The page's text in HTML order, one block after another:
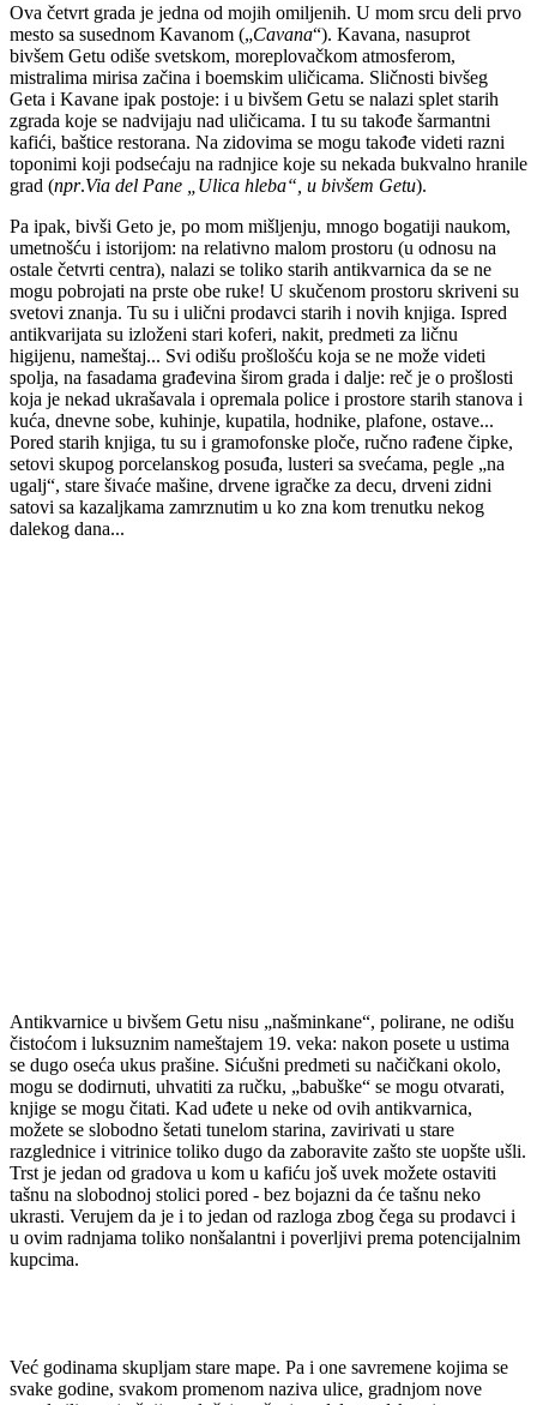
Ova četvrt grada je jedna od mojih omiljenih. U mom srcu deli prvo
mesto sa susednom Kavanom („Cavana“). Kavana, nasuprot
bivšem Getu odiše svetskom, moreplovačkom atmosferom,
mistralima mirisa začina i boemskim uličicama. Sličnosti bivšeg
Geta i Kavane ipak postoje: i u bivšem Getu se nalazi splet starih
zgrada koje se nadvijaju nad uličicama. I tu su takođe šarmantni
kafići, baštice restorana. Na zidovima se mogu takođe videti razni
toponimi koji podsećaju na radnjice koje su nekada bukvalno hranile
grad (npr.Via del Pane „Ulica hleba“, u bivšem Getu).
Pa ipak, bivši Geto je, po mom mišljenju, mnogo bogatiji naukom,
umetnošću i istorijom: na relativno malom prostoru (u odnosu na
ostale četvrti centra), nalazi se toliko starih antikvarnica da se ne
mogu pobrojati na prste obe ruke! U skučenom prostoru skriveni su
svetovi znanja. Tu su i ulični prodavci starih i novih knjiga. Ispred
antikvarijata su izloženi stari koferi, nakit, predmeti za ličnu
higijenu, nameštaj... Svi odišu prošlošću koja se ne može videti
spolja, na fasadama građevina širom grada i dalje: reč je o prošlosti
koja je nekad ukrašavala i opremala police i prostore starih stanova i
kuća, dnevne sobe, kuhinje, kupatila, hodnike, plafone, ostave...
Pored starih knjiga, tu su i gramofonske ploče, ručno rađene čipke,
setovi skupog porcelanskog posuđa, lusteri sa svećama, pegle „na
ugalj“, stare šivaće mašine, drvene igračke za decu, drveni zidni
satovi sa kazaljkama zamrznutim u ko zna kom trenutku nekog
dalekog dana...
Antikvarnice u bivšem Getu nisu „našminkane“, polirane, ne odišu
čistoćom i luksuznim nameštajem 19. veka: nakon posete u ustima
se dugo oseća ukus prašine. Sićušni predmeti su načičkani okolo,
mogu se dodirnuti, uhvatiti za ručku, „babuške“ se mogu otvarati,
knjige se mogu čitati. Kad uđete u neke od ovih antikvarnica,
možete se slobodno šetati tunelom starina, zavirivati u stare
razglednice i vitrinice toliko dugo da zaboravite zašto ste uopšte ušli.
Trst je jedan od gradova u kom u kafiću još uvek možete ostaviti
tašnu na slobodnoj stolici pored - bez bojazni da će tašnu neko
ukrasti. Verujem da je i to jedan od razloga zbog čega su prodavci i
u ovim radnjama toliko nonšalantni i poverljivi prema potencijalnim
kupcima.
Već godinama skupljam stare mape. Pa i one savremene kojima se
svake godine, svakom promenom naziva ulice, gradnjom nove